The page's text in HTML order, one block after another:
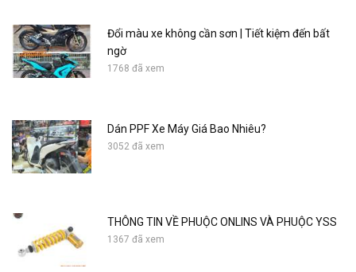
Đổi màu xe không cần sơn | Tiết kiệm đến bất
ngờ
1768 đã xem
Dán PPF Xe Máy Giá Bao Nhiêu?
3052 đã xem
THÔNG TIN VỀ PHUỘC ONLINS VÀ PHUỘC YSS
1367 đã xem